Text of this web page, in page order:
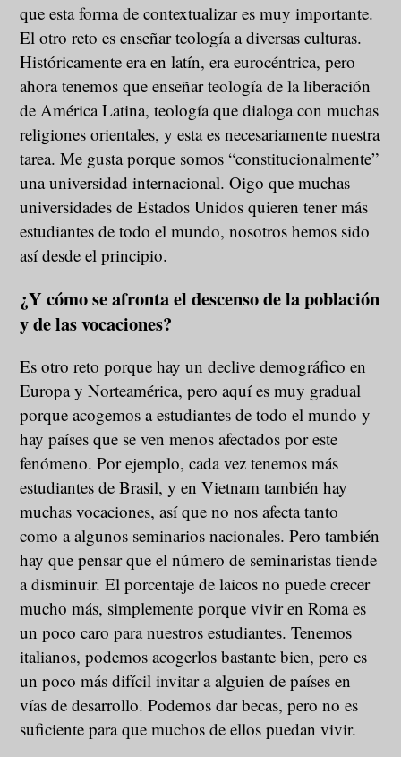
que esta forma de contextualizar es muy importante.
El otro reto es enseñar teología a diversas culturas.
Históricamente era en latín, era eurocéntrica, pero
ahora tenemos que enseñar teología de la liberación
de América Latina, teología que dialoga con muchas
religiones orientales, y esta es necesariamente nuestra
tarea. Me gusta porque somos “constitucionalmente”
una universidad internacional. Oigo que muchas
universidades de Estados Unidos quieren tener más
estudiantes de todo el mundo, nosotros hemos sido
así desde el principio.
¿Y cómo se afronta el descenso de la población
y de las vocaciones?
Es otro reto porque hay un declive demográfico en
Europa y Norteamérica, pero aquí es muy gradual
porque acogemos a estudiantes de todo el mundo y
hay países que se ven menos afectados por este
fenómeno. Por ejemplo, cada vez tenemos más
estudiantes de Brasil, y en Vietnam también hay
muchas vocaciones, así que no nos afecta tanto
como a algunos seminarios nacionales. Pero también
hay que pensar que el número de seminaristas tiende
a disminuir. El porcentaje de laicos no puede crecer
mucho más, simplemente porque vivir en Roma es
un poco caro para nuestros estudiantes. Tenemos
italianos, podemos acogerlos bastante bien, pero es
un poco más difícil invitar a alguien de países en
vías de desarrollo. Podemos dar becas, pero no es
suficiente para que muchos de ellos puedan vivir.